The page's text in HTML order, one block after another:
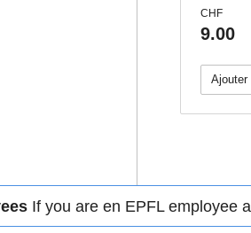
CHF
9.00
Ajouter
If you are en EPFL employee